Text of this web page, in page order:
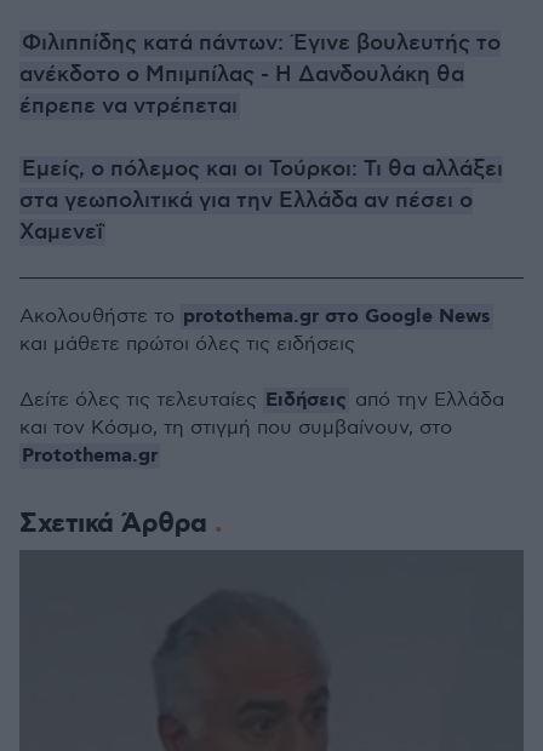
Φιλιππίδης κατά πάντων: Έγινε βουλευτής το
ανέκδοτο ο Μπιμπίλας - Η Δανδουλάκη θα
έπρεπε να ντρέπεται
Εμείς, ο πόλεμος και οι Τούρκοι: Τι θα αλλάξει
στα γεωπολιτικά για την Ελλάδα αν πέσει ο
Χαμενεΐ
Σχετικά Άρθρα
Ακολουθήστε το protothema.gr στο Google News
και μάθετε πρώτοι όλες τις ειδήσεις
Δείτε όλες τις τελευταίες Ειδήσεις από την Ελλάδα
και τον Κόσμο, τη στιγμή που συμβαίνουν, στο
Protothema.gr